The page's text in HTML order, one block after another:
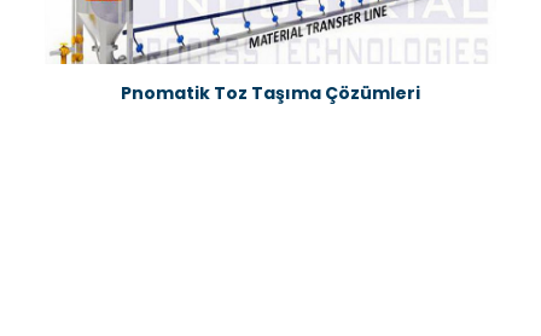
Pnomatik Toz Taşıma Çözümleri